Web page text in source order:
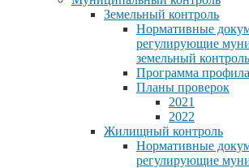
Земельный контроль
Нормативные
регулирующие
земельный контроль
Программа
Планы проверок
2021
2022
Жилищный контроль
Нормативные
регулирующие